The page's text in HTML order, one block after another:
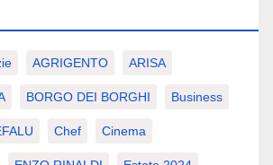
AGRIGENTO ARISA
BORGO DEI BORGHI Business
Chef Cinema